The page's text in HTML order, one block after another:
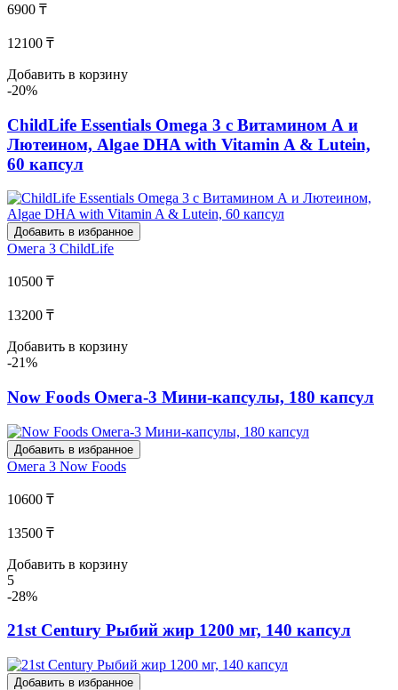
6900 ₸
12100 ₸
Добавить в корзину
-20%
ChildLife Essentials Omega 3 с Витамином А и
Лютеином, Algae DHA with Vitamin A & Lutein,
60 капсул
Добавить в избранное
Омега 3 ChildLife
10500 ₸
13200 ₸
Добавить в корзину
-21%
Now Foods Омега-3 Мини-капсулы, 180 капсул
Добавить в избранное
Омега 3 Now Foods
10600 ₸
13500 ₸
Добавить в корзину
5
-28%
21st Century Рыбий жир 1200 мг, 140 капсул
Добавить в избранное